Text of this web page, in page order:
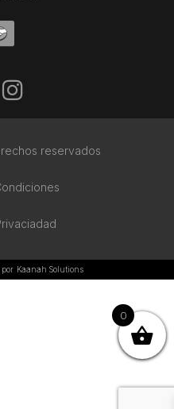
reservados
por Kaanah Solutions
0